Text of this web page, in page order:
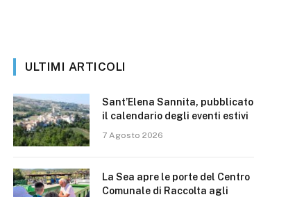
ULTIMI ARTICOLI
Sant’Elena Sannita, pubblicato
il calendario degli eventi estivi
7 Agosto 2026
La Sea apre le porte del Centro
Comunale di Raccolta agli